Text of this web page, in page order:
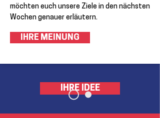
möchten euch unsere Ziele in den nächsten
Wochen genauer erläutern.
IHRE MEINUNG
IHRE IDEE